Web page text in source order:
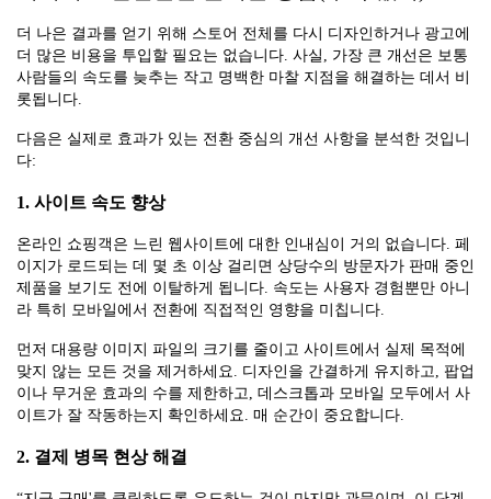
더 나은 결과를 얻기 위해 스토어 전체를 다시 디자인하거나 광고에
더 많은 비용을 투입할 필요는 없습니다. 사실, 가장 큰 개선은 보통
사람들의 속도를 늦추는 작고 명백한 마찰 지점을 해결하는 데서 비
롯됩니다.
다음은 실제로 효과가 있는 전환 중심의 개선 사항을 분석한 것입니
다:
1. 사이트 속도 향상
온라인 쇼핑객은 느린 웹사이트에 대한 인내심이 거의 없습니다. 페
이지가 로드되는 데 몇 초 이상 걸리면 상당수의 방문자가 판매 중인
제품을 보기도 전에 이탈하게 됩니다. 속도는 사용자 경험뿐만 아니
라 특히 모바일에서 전환에 직접적인 영향을 미칩니다.
먼저 대용량 이미지 파일의 크기를 줄이고 사이트에서 실제 목적에
맞지 않는 모든 것을 제거하세요. 디자인을 간결하게 유지하고, 팝업
이나 무거운 효과의 수를 제한하고, 데스크톱과 모바일 모두에서 사
이트가 잘 작동하는지 확인하세요. 매 순간이 중요합니다.
2. 결제 병목 현상 해결